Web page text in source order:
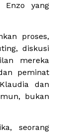
yang
proses,
diskusi
mereka
peminat
dan
bukan
seorang